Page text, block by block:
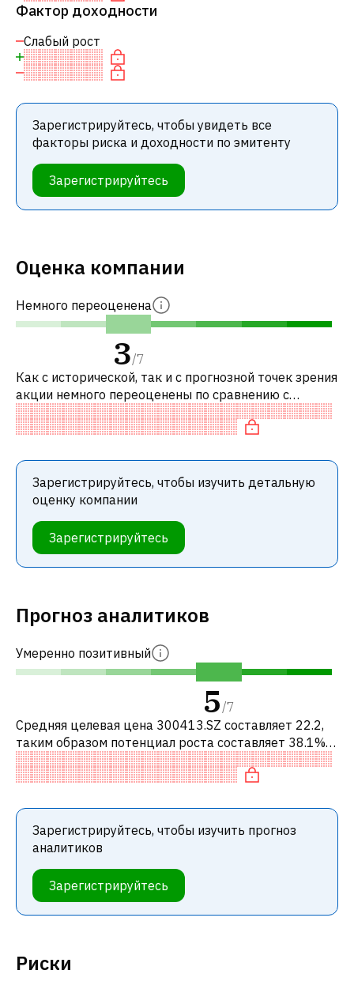
Фактор доходности
Слабый рост
Зарегистрируйтесь, чтобы увидеть все
факторы риска и доходности по эмитенту
Зарегистрируйтесь
Риски
Оценка компании
Немного переоценена
3/7
Как с исторической, так и с прогнозной точек зрения
акции немного переоценены по сравнению с
аналогичными акциями. В частности, акция
компании переоценена по P/E, справед
Зарегистрируйтесь, чтобы изучить детальную
оценку компании
Зарегистрируйтесь
Прогноз аналитиков
Умеренно позитивный
5 /7
Средняя целевая цена 300413.SZ составляет 22.2,
таким образом потенциал роста составляет 38.1%.
Обычно это означает рекомендацию «ПОКУПАТЬ»
среди инвестиционных компаний
Зарегистрируйтесь, чтобы изучить прогноз
аналитиков
Зарегистрируйтесь